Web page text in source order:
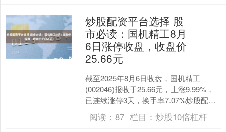
炒股配资平台选择 股
市必读：国机精工8月
6日涨停收盘，收盘价
25.66元
截至2025年8月6日收盘，国机精工
(002046)报收于25.66元，上涨9.99%，
已连续涨停3天，换手率7.07%炒股配资
平台选择，成交量37.3万手，成....
阅读： 87 栏目： 炒股10倍杠杆